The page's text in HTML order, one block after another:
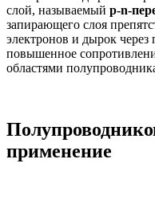
слой, называемый p-n-
запирающего слоя
электронов и дырок
повышенное
областями
применение